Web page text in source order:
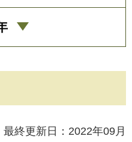
終更新日：2022年09月